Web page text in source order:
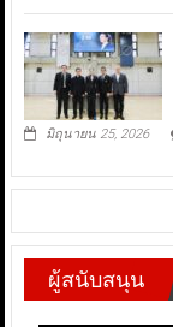
มิถุนายน 25, 2026
ผู้สนับสนุน